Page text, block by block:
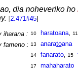
dia noheveriko ho
[2.471#45]
iharana : 10 haratoana, 11
fameno : 13 anaratoana
14 fanarato, 15
17 mahaharato